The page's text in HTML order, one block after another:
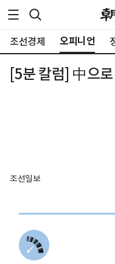
조선경제 오피니언
[5분 칼럼] 中으
조선일보